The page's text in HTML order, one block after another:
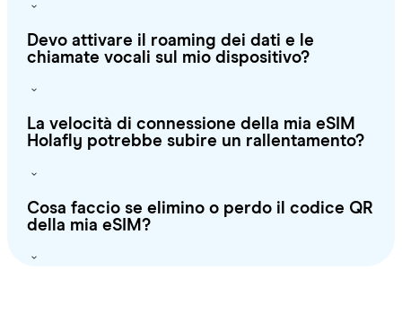
Devo attivare il roaming dei dati e le
chiamate vocali sul mio dispositivo?
La velocità di connessione della mia eSIM
Holafly potrebbe subire un rallentamento?
Cosa faccio se elimino o perdo il codice QR
della mia eSIM?